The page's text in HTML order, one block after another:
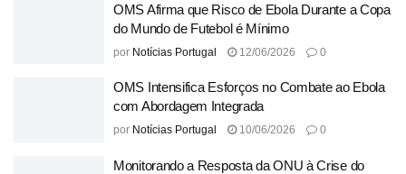
OMS Afirma que Risco de Ebola Durante a Copa
do Mundo de Futebol é Mínimo
por Notícias Portugal 12/06/2026 0
OMS Intensifica Esforços no Combate ao Ebola
com Abordagem Integrada
por Notícias Portugal 10/06/2026 0
Monitorando a Resposta da ONU à Crise do